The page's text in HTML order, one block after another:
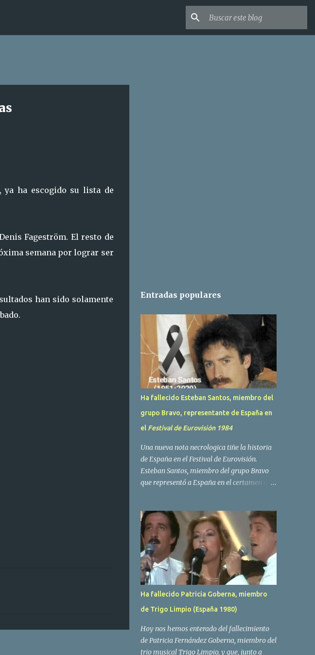
ya ha escogido su lista de
Fageström. El resto de
semana por lograr ser
han sido solamente
Entradas populares
Ha fallecido Esteban Santos, miembro del
grupo Bravo, representante de España en
el Festival de Eurovisión 1984
Una nueva nota necrologica tiñe la historia
de España en el Festival de Eurovisión.
Esteban Santos, miembro del grupo Bravo
que representó a España en el certamen del
su compañera y principal vocalista en la
formación musical, Amaya Saizar, la que ha
dado a conocer la noticia al publico a traves
de las redes sociales. Nacido en Tolosa en
1951, durante su epoca universitaria en la
carrera de empresariales conoció al
estudiante de medicina Luis Villar,
comenzando a actuar juntos,Santos a la
guitarra y Villar al piano, sin atreverse a dar
esto cambió gracias a la propia Amaia
Saizar, que tras su abandono de Trigo
Ha fallecido Patricia Goberna, miembro
de Trigo Limpio (España 1980)
Hoy nos hemos enterado del fallecimiento
de Patricia Fernández Goberna, miembro del
trio musical Trigo Limpio, y que, junto a